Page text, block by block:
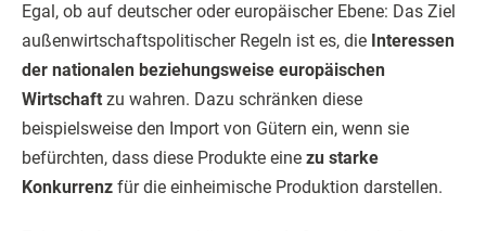
Egal, ob auf deutscher oder europäischer Ebene: Das Ziel
außenwirtschaftspolitischer Regeln ist es, die Interessen
der nationalen beziehungsweise europäischen
Wirtschaft zu wahren. Dazu schränken diese
beispielsweise den Import von Gütern ein, wenn sie
befürchten, dass diese Produkte eine zu starke
Konkurrenz für die einheimische Produktion darstellen.